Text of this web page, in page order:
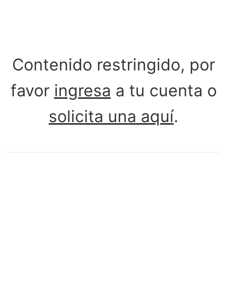
Contenido restringido, por
favor ingresa a tu cuenta o
solicita una aquí.